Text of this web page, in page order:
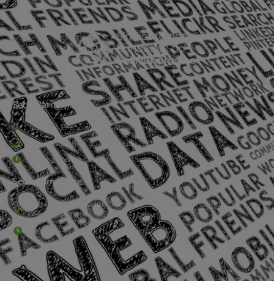
Sede Barra Mansa
Rua Rio Branco, nº107 (2º andar), Centro - Cep: 27.330-030
(24) 3323-2848 ou (24) 3323-2500
De segunda à sexta-feira , das 9h às 17h.
Sede Campestre:
Estrada Governador Chagas Freitas – 3.780 – Colônia Santo
Antônio – Barra Mansa
De terça-feira a domingo, das 9h às 17h